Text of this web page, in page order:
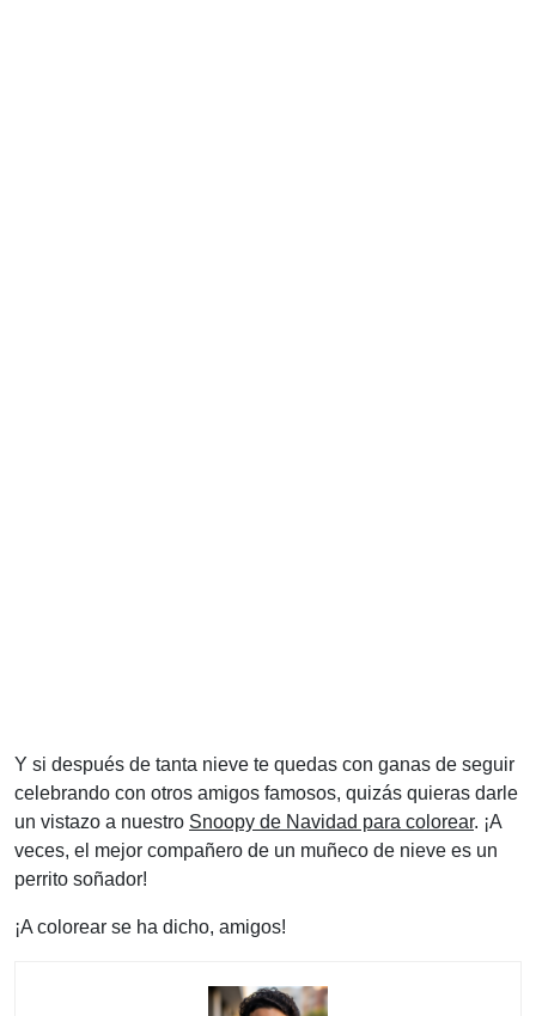
Y si después de tanta nieve te quedas con ganas de seguir
celebrando con otros amigos famosos, quizás quieras darle
un vistazo a nuestro Snoopy de Navidad para colorear. ¡A
veces, el mejor compañero de un muñeco de nieve es un
perrito soñador!
¡A colorear se ha dicho, amigos!